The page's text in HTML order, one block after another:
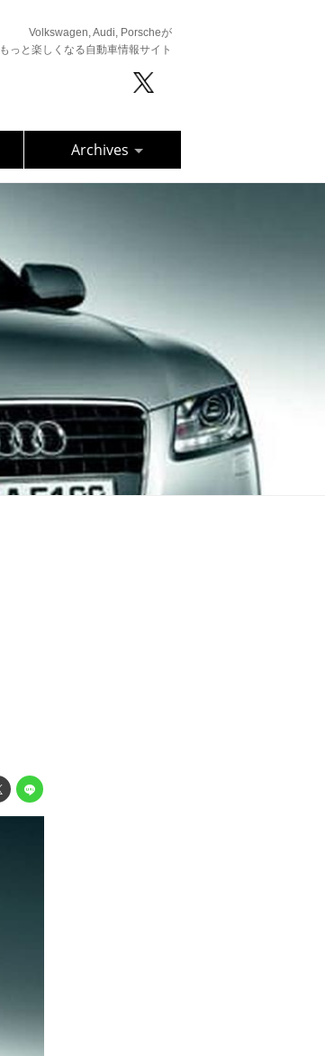
Volkswagen, Audi, Porscheが
もっと楽しくなる自動車情報サイト
Archives